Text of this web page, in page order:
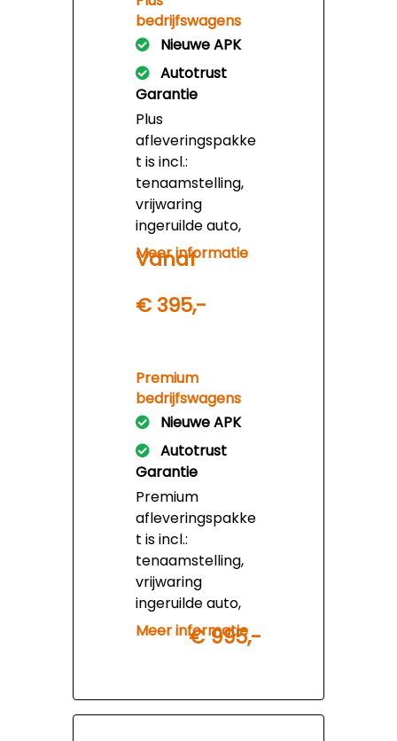
bedrijfswagens
Nieuwe APK
Autotrust
Garantie
Plus
afleveringspakke
t is incl.:
tenaamstelling,
vrijwaring
ingeruilde auto,
afleveringsinspec
tie, apk minimaal
reinigingsbeurt
instapgarantie.
Prijs is 395,- euro
excl. btw.
Meer informatie
Vanaf
€ 395,-
Premium
bedrijfswagens
Nieuwe APK
Autotrust
Garantie
Premium
afleveringspakke
t is incl.:
tenaamstelling,
vrijwaring
ingeruilde auto,
afleveringsinspec
uitgebreide
Meer informatie
€ 995,-